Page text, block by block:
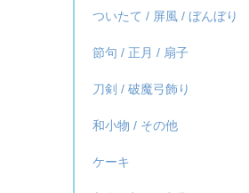
ついたて / 屏風 / ぼんぼり
節句 / 正月 / 扇子
刀剣 / 破魔弓飾り
和小物 / その他
ケーキ